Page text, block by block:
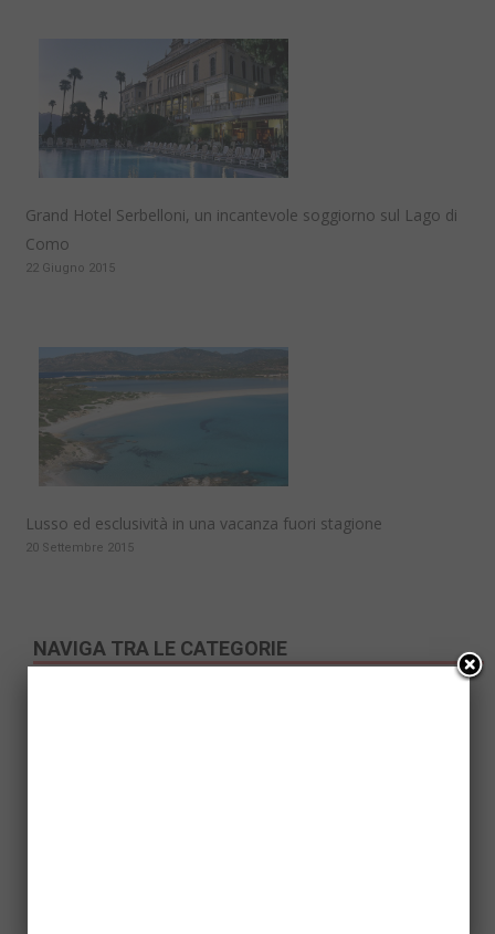
Grand Hotel Serbelloni, un incantevole soggiorno sul Lago di
Como
22 Giugno 2015
Lusso ed esclusività in una vacanza fuori stagione
20 Settembre 2015
NAVIGA TRA LE CATEGORIE